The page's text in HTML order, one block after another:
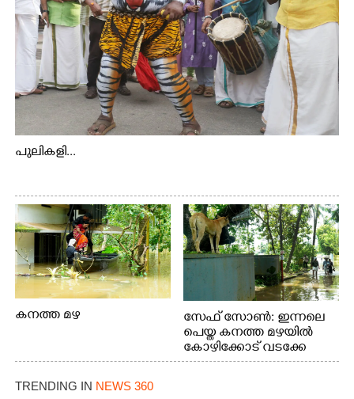
പുലികളി...
കനത്ത മഴ
സേഫ് സോൺ: ഇന്നലെ
പെയ്ത കനത്ത മഴയിൽ
കോഴിക്കോട് വടക്കേ
വയലിൽ വെള്ളം
TRENDING IN NEWS 360